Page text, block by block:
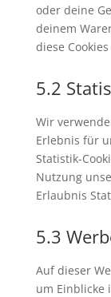
oder deine
deinem
diese
5.2
Wir
Erlebnis für
Statistik-
Nutzung
Erlaubnis
5.3
Auf dieser
um Einblicke